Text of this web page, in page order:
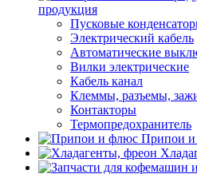
продукция
Пусковые
Электрический кабель
Автоматические
Вилки электрические
Кабель канал
Клеммы, разъемы,
Контакторы
Термопредохранитель
Припои